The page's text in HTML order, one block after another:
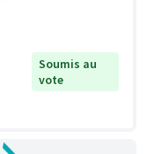
Soumis au
vote